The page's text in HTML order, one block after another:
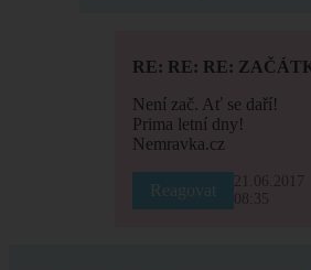
RE: RE: RE:
Není zač. Ať se daří!
Prima letní dny!
Nemravka.cz
Reagovat
21.06.2017
08:35